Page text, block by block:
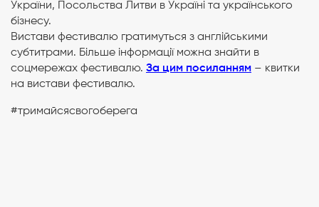
України, Посольства Литви в Україні та українського
бізнесу.
Вистави фестивалю гратимуться з англійськими
субтитрами. Більше інформації можна знайти в
соцмережах фестивалю. За цим посиланням – квитки
на вистави фестивалю.
#тримайсясвогоберега